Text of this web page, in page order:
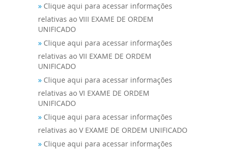
» Clique aqui para acessar informações
relativas ao VIII EXAME DE ORDEM
UNIFICADO
» Clique aqui para acessar informações
relativas ao VII EXAME DE ORDEM
UNIFICADO
» Clique aqui para acessar informações
relativas ao VI EXAME DE ORDEM
UNIFICADO
» Clique aqui para acessar informações
relativas ao V EXAME DE ORDEM UNIFICADO
» Clique aqui para acessar informações